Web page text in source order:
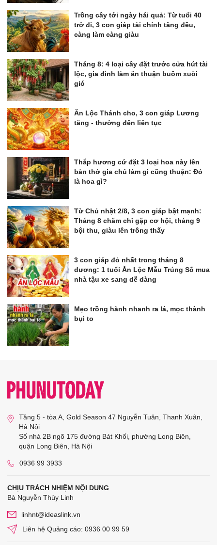
Trồng cây tới ngày hái quả: Từ tuổi 40
trở đi, 3 con giáp tài chính tăng đều,
càng làm càng giàu
Tháng 8: 4 loại cây đặt trước cửa hút tài
lộc, gia đình làm ăn thuận buồm xuôi
gió
Ăn Lộc Thánh cho, 3 con giáp Lương
tăng - thưởng đến liên tục
Thắp hương cứ đặt 3 loại hoa này lên
bàn thờ gia chủ làm gì cũng thuận: Đó
là hoa gì?
Từ Chủ nhật 2/8, 3 con giáp bật mạnh:
Tháng 8 chăm chỉ gặp cơ hội, tháng 9
bội thu, giàu lên trông thấy
3 con giáp đỏ nhất trong tháng 8
dương: 1 tuổi Ăn Lộc Mẫu Trúng Số mua
nhà tậu xe sang dễ dàng
Mẹo trồng hành nhanh ra lá, mọc thành
bụi to
Tầng 5 - tòa A, Gold Season 47 Nguyễn Tuân, Thanh Xuân,
Hà Nội
Số nhà 2B ngõ 175 đường Bát Khối, phường Long Biên,
quận Long Biên, Hà Nội
0936 99 3933
CHỊU TRÁCH NHIỆM NỘI DUNG
Bà Nguyễn Thùy Linh
linhnt@ideaslink.vn
Liên hệ Quảng cáo: 0936 00 99 59